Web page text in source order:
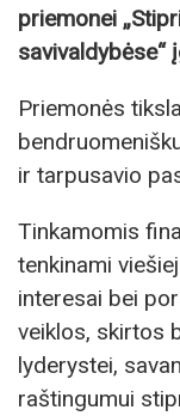
priemonei
savivaldybėse“
Priemonės
ir tarpusavio
Tinkamomis
tenkinami
interesai bei
veiklos, skirtos
lyderystei,
raštingumui